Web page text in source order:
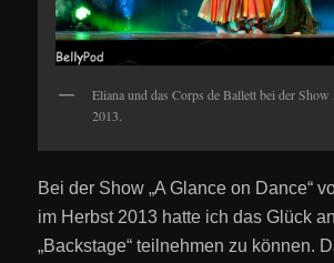
Eliana und das Corps de Ballett bei der
2013.
Bei der Show „A Glance on Dance“
im Herbst 2013 hatte ich das Glück
„Backstage“ teilnehmen zu können.